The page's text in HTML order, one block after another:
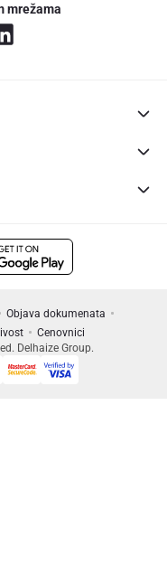
mrežama
Objava dokumenata
Cenovnici
Delhaize Group.